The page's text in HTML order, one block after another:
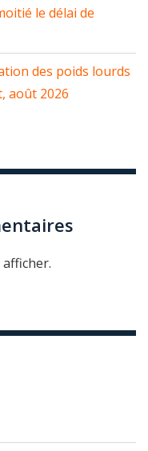
le délai de
des poids lourds
août 2026